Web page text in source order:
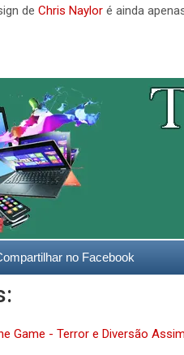
de Chris Naylor é ainda
no Facebook
Game - Terror e Diversão